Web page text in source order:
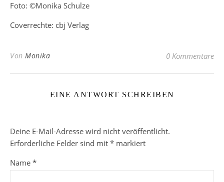
Foto: ©Monika Schulze
Coverrechte: cbj Verlag
Von Monika 0 Kommentare
EINE ANTWORT SCHREIBEN
Deine E-Mail-Adresse wird nicht veröffentlicht.
Erforderliche Felder sind mit * markiert
Name *